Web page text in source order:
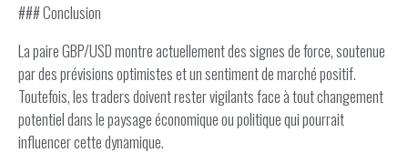
### Conclusion
La paire GBP/USD montre actuellement des signes de force, soutenue
par des prévisions optimistes et un sentiment de marché positif.
Toutefois, les traders doivent rester vigilants face à tout changement
potentiel dans le paysage économique ou politique qui pourrait
influencer cette dynamique.